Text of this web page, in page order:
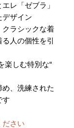
とエレ
ザイン。
ラシックな着
人の個性を引
楽しむ特別な
、洗練された
。
さい。